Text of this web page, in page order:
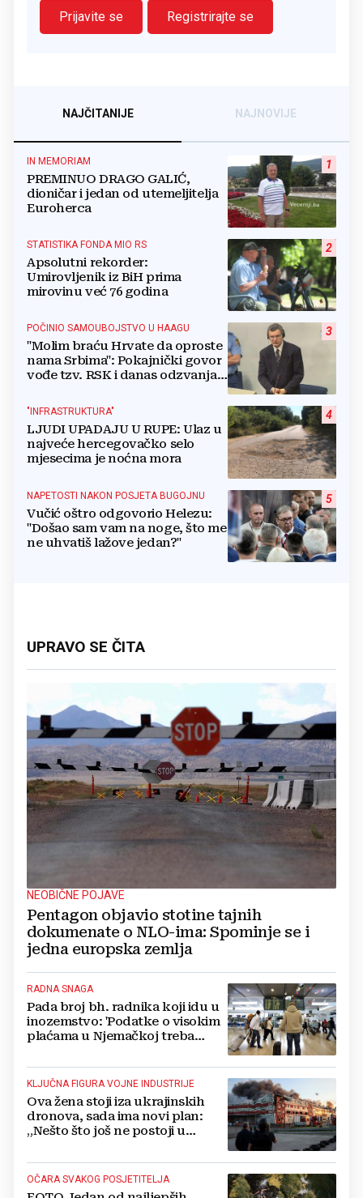
Prijavite se
Registrirajte se
NAJČITANIJE NAJNOVIJE
1
IN MEMORIAM
PREMINUO DRAGO GALIĆ,
dioničar i jedan od utemeljitelja
Euroherca
2
STATISTIKA FONDA MIO RS
Apsolutni rekorder:
Umirovljenik iz BiH prima
mirovinu već 76 godina
3
POČINIO SAMOUBOJSTVO U HAAGU
"Molim braću Hrvate da oproste
nama Srbima": Pokajnički govor
vođe tzv. RSK i danas odzvanja
4
"INFRASTRUKTURA"
LJUDI UPADAJU U RUPE: Ulaz u
najveće hercegovačko selo
mjesecima je noćna mora
5
NAPETOSTI NAKON POSJETA BUGOJNU
Vučić oštro odgovorio Helezu:
"Došao sam vam na noge, što me
ne uhvatiš lažove jedan?"
UPRAVO SE ČITA
NEOBIČNE POJAVE
Pentagon objavio stotine tajnih
dokumenate o NLO-ima: Spominje se i
jedna europska zemlja
RADNA SNAGA
Pada broj bh. radnika koji idu u
inozemstvo: 'Podatke o visokim
plaćama u Njemačkoj treba
KLJUČNA FIGURA VOJNE INDUSTRIJE
Ova žena stoji iza ukrajinskih
dronova, sada ima novi plan:
„Nešto što još ne postoji u
OČARA SVAKOG POSJETITELJA